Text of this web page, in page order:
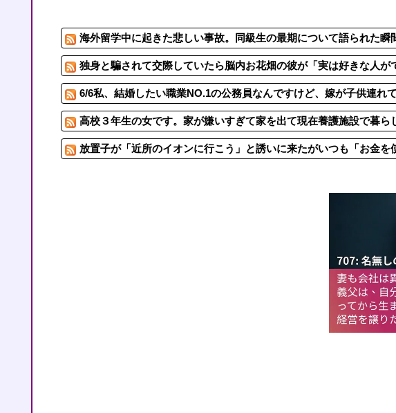
【スキー場マジック】付き合ってた当初は逞しく見えた旦那も、結婚し
新しいペットを首に巻いて玄関を開けたら…居座りアポなしトメと鉢合
軽度のアレルギーを「わがまま」と決めつけ嫌味を言ってきた友人、そ
海外留学中に起きた悲しい事故。同級生の最期について語られた
独身と騙されて交際していたら脳内お花畑の彼が「実は好きな人
6/6私、結婚したい職業NO.1の公務員なんですけど、嫁が子供連れ
高校３年生の女です。家が嫌いすぎて家を出て現在養護施設で暮ら
放置子が「近所のイオンに行こう」と誘いに来たがいつも「お金